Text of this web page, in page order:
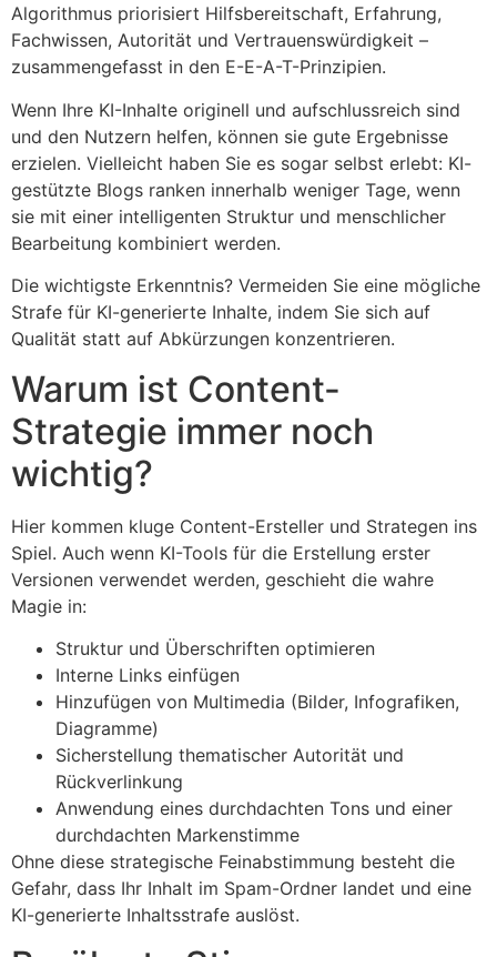
Algorithmus priorisiert Hilfsbereitschaft, Erfahrung,
Fachwissen, Autorität und Vertrauenswürdigkeit –
zusammengefasst in den E-E-A-T-Prinzipien.
Wenn Ihre KI-Inhalte originell und aufschlussreich sind
und den Nutzern helfen, können sie gute Ergebnisse
erzielen. Vielleicht haben Sie es sogar selbst erlebt: KI-
gestützte Blogs ranken innerhalb weniger Tage, wenn
sie mit einer intelligenten Struktur und menschlicher
Bearbeitung kombiniert werden.
Die wichtigste Erkenntnis? Vermeiden Sie eine mögliche
Strafe für KI-generierte Inhalte, indem Sie sich auf
Qualität statt auf Abkürzungen konzentrieren.
Warum ist Content-
Strategie immer noch
wichtig?
Hier kommen kluge Content-Ersteller und Strategen ins
Spiel. Auch wenn KI-Tools für die Erstellung erster
Versionen verwendet werden, geschieht die wahre
Magie in:
Struktur und Überschriften optimieren
Interne Links einfügen
Hinzufügen von Multimedia (Bilder, Infografiken,
Diagramme)
Sicherstellung thematischer Autorität und
Rückverlinkung
Anwendung eines durchdachten Tons und einer
durchdachten Markenstimme
Ohne diese strategische Feinabstimmung besteht die
Gefahr, dass Ihr Inhalt im Spam-Ordner landet und eine
KI-generierte Inhaltsstrafe auslöst.